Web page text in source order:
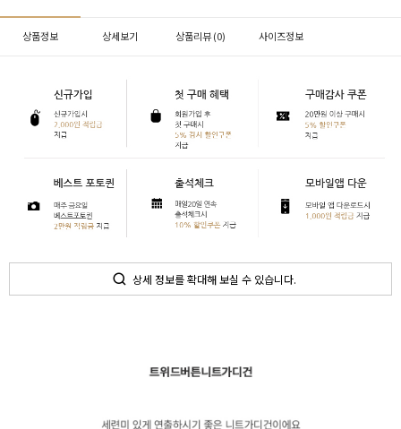
상품정보 상세보기 상품리뷰 (0) 사이즈정보
상세 정보를 확대해 보실 수 있습니다.